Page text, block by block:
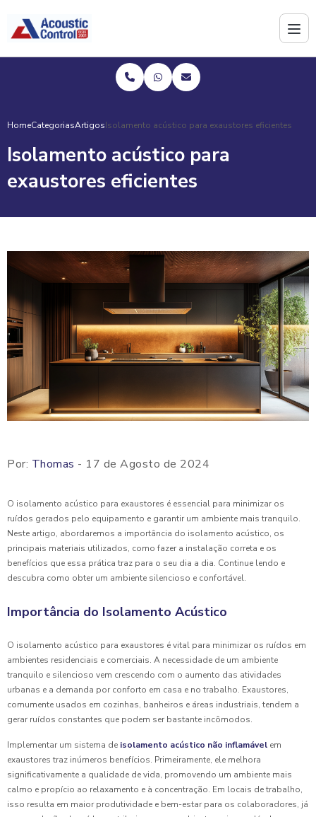
HomeCategoriasArtigosIsolamento acústico para exaustores eficientes
Isolamento acústico para
exaustores eficientes
Por: Thomas - 17 de Agosto de 2024
O isolamento acústico para exaustores é essencial para minimizar os
ruídos gerados pelo equipamento e garantir um ambiente mais tranquilo.
Neste artigo, abordaremos a importância do isolamento acústico, os
principais materiais utilizados, como fazer a instalação correta e os
benefícios que essa prática traz para o seu dia a dia. Continue lendo e
descubra como obter um ambiente silencioso e confortável.
Importância do Isolamento Acústico
O isolamento acústico para exaustores é vital para minimizar os ruídos em
ambientes residenciais e comerciais. A necessidade de um ambiente
tranquilo e silencioso vem crescendo com o aumento das atividades
urbanas e a demanda por conforto em casa e no trabalho. Exaustores,
comumente usados em cozinhas, banheiros e áreas industriais, tendem a
gerar ruídos constantes que podem ser bastante incômodos.
Implementar um sistema de isolamento acústico não inflamável em
exaustores traz inúmeros benefícios. Primeiramente, ele melhora
significativamente a qualidade de vida, promovendo um ambiente mais
calmo e propício ao relaxamento e à concentração. Em locais de trabalho,
isso resulta em maior produtividade e bem-estar para os colaboradores, já